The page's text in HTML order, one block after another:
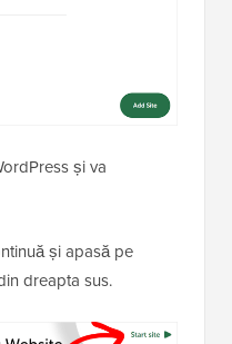
și va
și apasă pe
dreapta sus.